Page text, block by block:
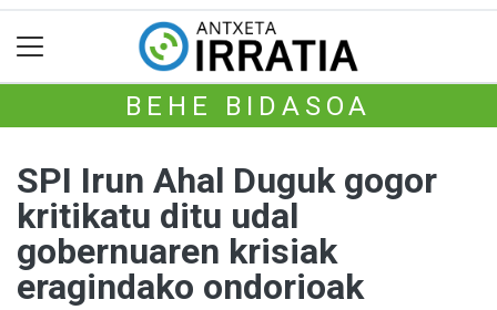
BEHE BIDASOA
SPI Irun Ahal Duguk gogor
kritikatu ditu udal
gobernuaren krisiak
eragindako ondorioak